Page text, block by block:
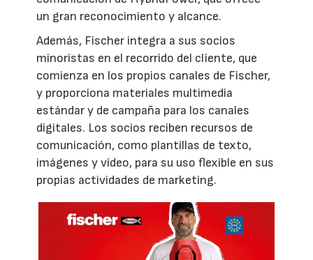
un gran reconocimiento y alcance.
Además, Fischer integra a sus socios
minoristas en el recorrido del cliente, que
comienza en los propios canales de Fischer,
y proporciona materiales multimedia
estándar y de campaña para los canales
digitales. Los socios reciben recursos de
comunicación, como plantillas de texto,
imágenes y vídeo, para su uso flexible en sus
propias actividades de marketing.